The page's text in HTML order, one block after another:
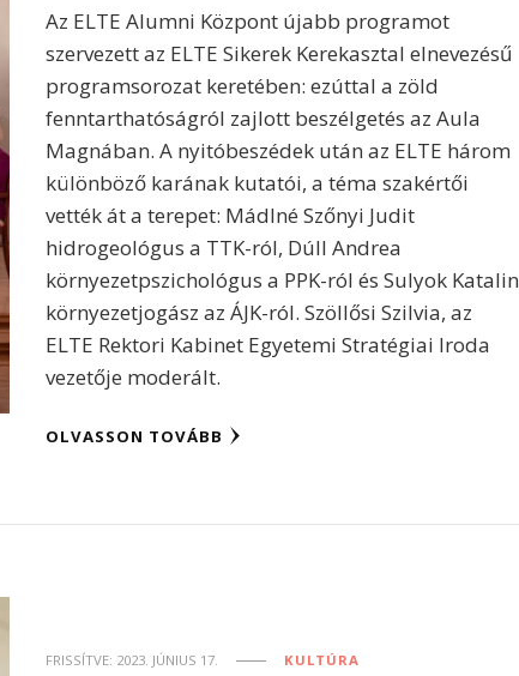
Az ELTE Alumni Központ újabb programot
szervezett az ELTE Sikerek Kerekasztal elnevezésű
programsorozat keretében: ezúttal a zöld
fenntarthatóságról zajlott beszélgetés az Aula
Magnában. A nyitóbeszédek után az ELTE három
különböző karának kutatói, a téma szakértői
vették át a terepet: Mádlné Szőnyi Judit
hidrogeológus a TTK-ról, Dúll Andrea
környezetpszichológus a PPK-ról és Sulyok Katalin
környezetjogász az ÁJK-ról. Szöllősi Szilvia, az
ELTE Rektori Kabinet Egyetemi Stratégiai Iroda
vezetője moderált.
OLVASSON TOVÁBB
FRISSÍTVE: 2023. JÚNIUS 17. KULTÚRA